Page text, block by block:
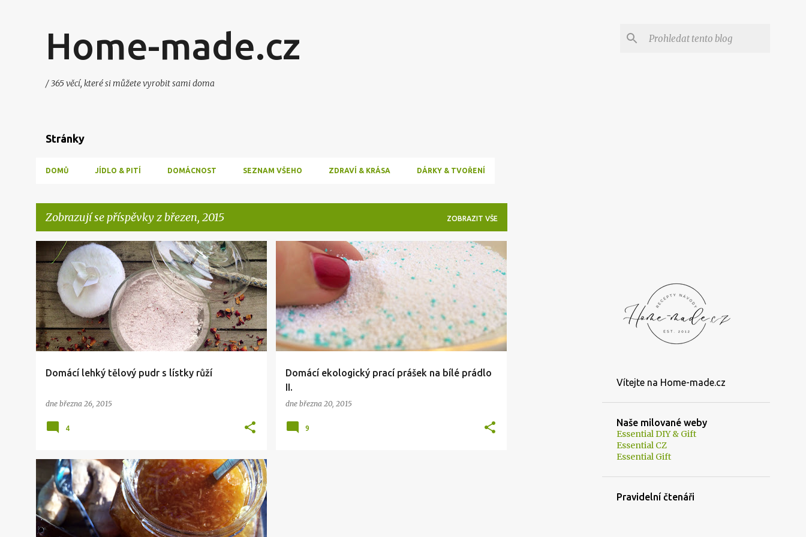
Home-made.cz
/ 365 věcí, které si můžete vyrobit sami doma
Stránky
DOMŮ JÍDLO & PITÍ DOMÁCNOST SEZNAM VŠEHO ZDRAVÍ & KRÁSA DÁRKY & TVOŘENÍ
Zobrazují se příspěvky z březen, 2015 ZOBRAZIT VŠE
P
ř
í
s
p
ě
Domácí lehký tělový pudr s lístky růží
dne března 26, 2015
KRÁSA
4
Domácí ekologický prací prášek na bílé prádlo
II.
dne března 20, 2015
DOMOV
9
ZDRAVÍ
Vítejte na Home-made.cz
Naše milované weby
Essential DIY & Gift
Essential CZ
Essential Gift
Pravidelní čtenáři